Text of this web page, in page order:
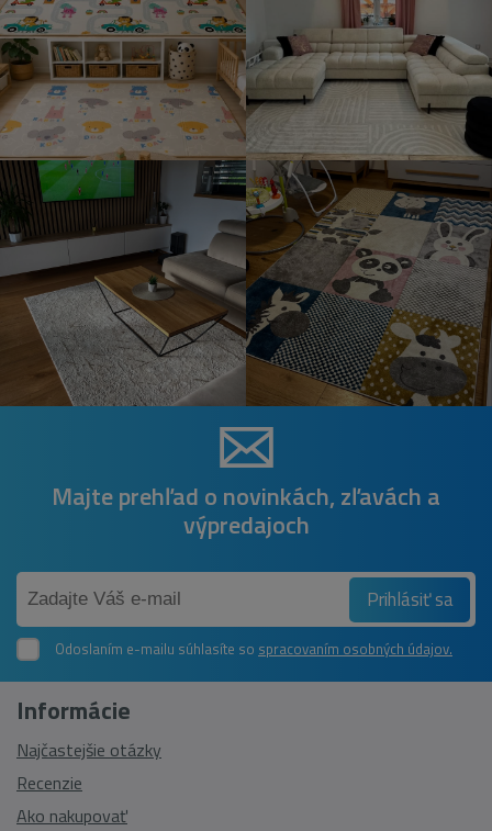
Majte prehľad o novinkách, zľavách a
výpredajoch
Prihlásiť sa
Odoslaním e-mailu súhlasíte so spracovaním osobných údajov.
Informácie
Najčastejšie otázky
Recenzie
Ako nakupovať